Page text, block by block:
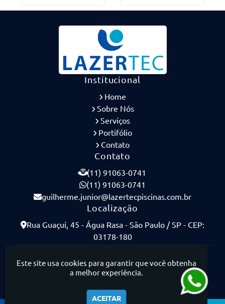
Institucional
Home
Sobre Nós
Serviços
Portifólio
Contato
Contato
(11) 91063-0741
(11) 91063-0741
guilherme.junior@lazertecpiscinas.com.br
Localização
Rua Guaçuí, 45 - Água Rasa - São Paulo / SP - CEP:
03178-180
Este site usa cookies para garantir que você obtenha
a melhor experiência.
ACEITAR